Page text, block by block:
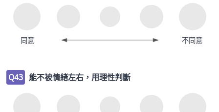
同意 不同意
Q43 能不被情緒左右，用理性判斷